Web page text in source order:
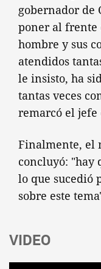
gobernador de
poner al frente
hombre y sus
atendidos
le insisto, ha
tantas veces
remarcó el jefe
Finalmente, el
concluyó: "hay
lo que sucedió
sobre este
VIDEO